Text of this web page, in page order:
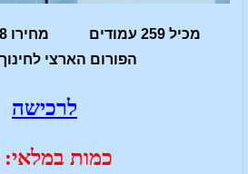
הפורום הארצי
לרכישה
כמות במלאי: